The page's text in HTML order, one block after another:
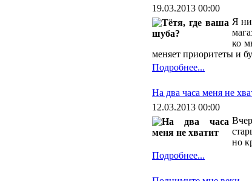
19.03.2013 00:00
Я
ко
меняет приоритеты и
Подробнее...
На два часа меня не
12.03.2013 00:00
но
Подробнее...